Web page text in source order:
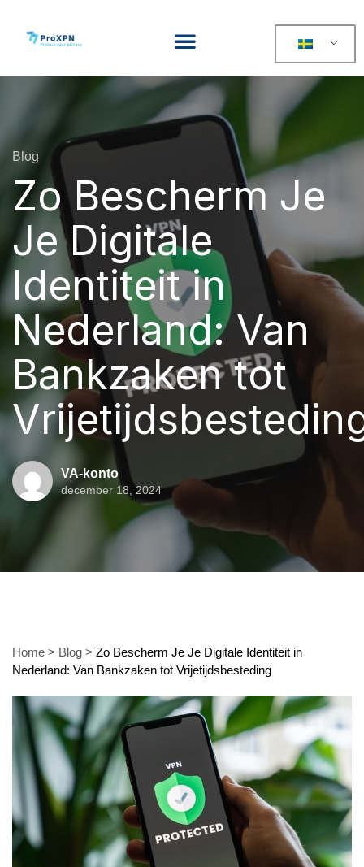
Blog
Zo Bescherm Je
Je Digitale
Identiteit in
Nederland: Van
Bankzaken tot
VA-konto
december 18, 2024
Home > Blog > Zo Bescherm Je Je Digitale Identiteit in
Nederland: Van Bankzaken tot Vrijetijdsbesteding